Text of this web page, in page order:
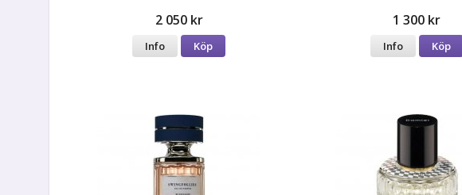
2 050 kr
Info Köp
1 300 kr
Info Köp